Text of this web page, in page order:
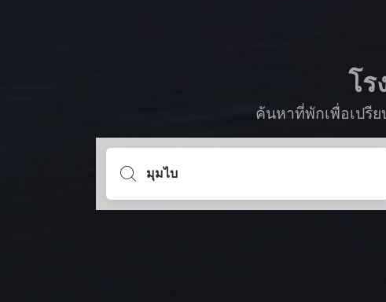
โร
ค้นหาที่พักเพื่อเปรี